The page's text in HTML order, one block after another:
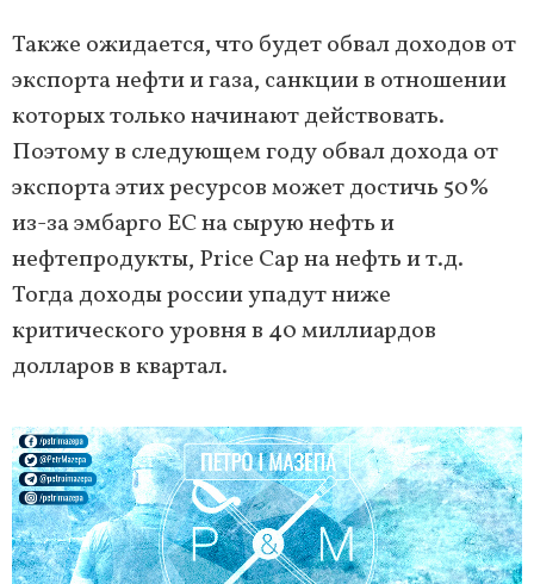
Также ожидается, что будет обвал доходов от
экспорта нефти и газа, санкции в отношении
которых только начинают действовать.
Поэтому в следующем году обвал дохода от
экспорта этих ресурсов может достичь 50%
из-за эмбарго ЕС на сырую нефть и
нефтепродукты, Price Cap на нефть и т.д.
Тогда доходы россии упадут ниже
критического уровня в 40 миллиардов
долларов в квартал.